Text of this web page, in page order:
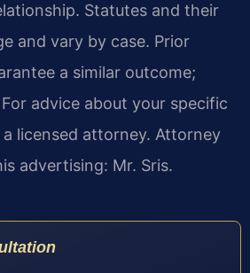
Statutes and their
and vary by case. Prior
a similar outcome;
advice about your specific
licensed attorney. Attorney
advertising: Mr. Sris.